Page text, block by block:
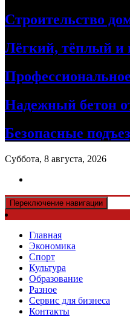
Строительство
Лёгкий, тёплый и
Надежный бетон
Безопасные
Суббота, 8 августа, 2026
Переключение навигации
Главная
Экономика
Спорт
Культура
Образование
Разное
Сервис для бизнеса
Контакты